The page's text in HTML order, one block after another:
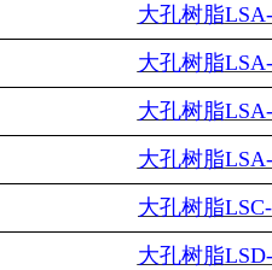
大孔树脂
大孔树脂
大孔树脂
大孔树脂
大孔树脂
大孔树脂